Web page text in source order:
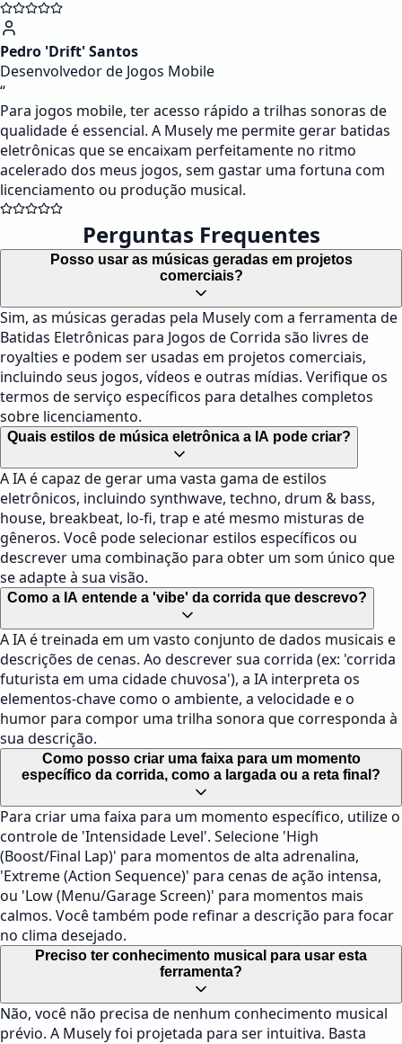
Pedro 'Drift' Santos
Desenvolvedor de Jogos Mobile
“
Para jogos mobile, ter acesso rápido a trilhas sonoras de
qualidade é essencial. A Musely me permite gerar batidas
eletrônicas que se encaixam perfeitamente no ritmo
acelerado dos meus jogos, sem gastar uma fortuna com
licenciamento ou produção musical.
Perguntas Frequentes
Posso usar as músicas geradas em projetos
comerciais?
Sim, as músicas geradas pela Musely com a ferramenta de
Batidas Eletrônicas para Jogos de Corrida são livres de
royalties e podem ser usadas em projetos comerciais,
incluindo seus jogos, vídeos e outras mídias. Verifique os
termos de serviço específicos para detalhes completos
sobre licenciamento.
Quais estilos de música eletrônica a IA pode criar?
A IA é capaz de gerar uma vasta gama de estilos
eletrônicos, incluindo synthwave, techno, drum & bass,
house, breakbeat, lo-fi, trap e até mesmo misturas de
gêneros. Você pode selecionar estilos específicos ou
descrever uma combinação para obter um som único que
se adapte à sua visão.
Como a IA entende a 'vibe' da corrida que descrevo?
A IA é treinada em um vasto conjunto de dados musicais e
descrições de cenas. Ao descrever sua corrida (ex: 'corrida
futurista em uma cidade chuvosa'), a IA interpreta os
elementos-chave como o ambiente, a velocidade e o
humor para compor uma trilha sonora que corresponda à
sua descrição.
Como posso criar uma faixa para um momento
específico da corrida, como a largada ou a reta final?
Para criar uma faixa para um momento específico, utilize o
controle de 'Intensidade Level'. Selecione 'High
(Boost/Final Lap)' para momentos de alta adrenalina,
'Extreme (Action Sequence)' para cenas de ação intensa,
ou 'Low (Menu/Garage Screen)' para momentos mais
calmos. Você também pode refinar a descrição para focar
no clima desejado.
Preciso ter conhecimento musical para usar esta
ferramenta?
Não, você não precisa de nenhum conhecimento musical
prévio. A Musely foi projetada para ser intuitiva. Basta